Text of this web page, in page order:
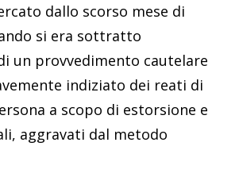
dallo scorso mese di
si era sottratto
un provvedimento cautelare
indiziato dei reati di
a scopo di estorsione e
aggravati dal metodo